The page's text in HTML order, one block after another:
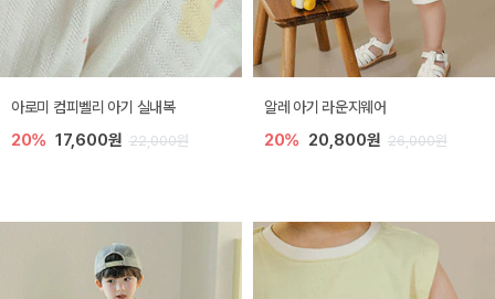
아로미 컴피벨리 아기 실내복
20% 17,600원 22,000원
알레 아기 라운지웨어
20% 20,800원 26,000원